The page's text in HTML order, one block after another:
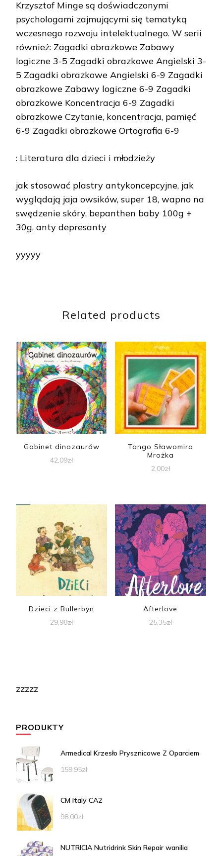
Krzysztof Minge są doświadczonymi
psychologami zajmującymi się tematyką
wczesnego rozwoju intelektualnego. W serii
również: Zagadki obrazkowe Zabawy
logiczne 3-5 Zagadki obrazkowe Angielski 3-
5 Zagadki obrazkowe Angielski 6-9 Zagadki
obrazkowe Zabawy logiczne 6-9 Zagadki
obrazkowe Koncentracja 6-9 Zagadki
obrazkowe Czytanie, koncentracja, pamięć
6-9 Zagadki obrazkowe Ortografia 6-9
: Literatura dla dzieci i młodzieży
jak stosować plastry antykoncepcyjne, jak
wyglądają jaja owsików, super 18, wapno na
swędzenie skóry, bepanthen baby 100g +
30g, anty depresanty
yyyyy
Related products
Gabinet dinozaurów
42,09zł
Tango Sławomira
Mrożka
2,00zł
Dzieci z Bullerbyn
29,98zł
Afterlove
25,35zł
zzzzz
PRODUKTY
Armedical Krzesło Prysznicowe Z Oparciem
159,95zł
CM Italy CA2
98,00zł
NUTRICIA Nutridrink Skin Repair wanilia